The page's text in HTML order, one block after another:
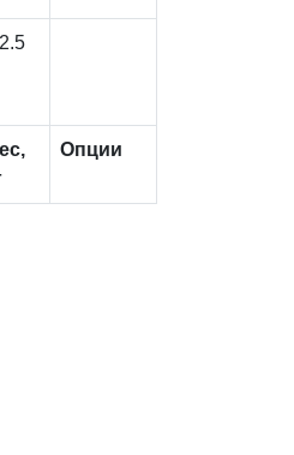
2.5
Опции